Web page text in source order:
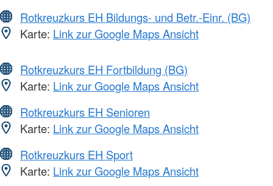
Rotkreuzkurs EH Bildungs- und Betr.-Einr. (BG)
Karte: Link zur Google Maps Ansicht
Rotkreuzkurs EH Fortbildung (BG)
Karte: Link zur Google Maps Ansicht
Rotkreuzkurs EH Senioren
Karte: Link zur Google Maps Ansicht
Rotkreuzkurs EH Sport
Karte: Link zur Google Maps Ansicht